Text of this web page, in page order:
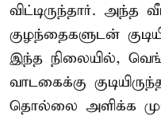
விட்டிருந்தார். அந்த
குழந்தைகளுடன்
இந்த நிலையில்,
வாடகைக்கு
தொல்லை அளிக்க